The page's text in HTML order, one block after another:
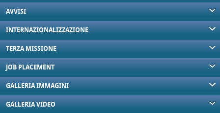
AVVISI
INTERNAZIONALIZZAZIONE
TERZA MISSIONE
JOB PLACEMENT
GALLERIA IMMAGINI
GALLERIA VIDEO